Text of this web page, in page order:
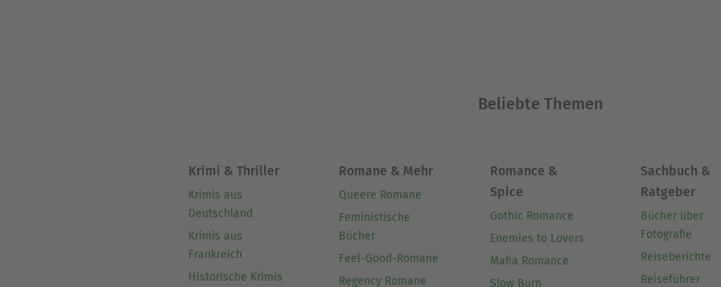
Beliebte Themen
Krimi & Thriller
Krimis aus
Deutschland
Krimis aus
Frankreich
Historische Krimis
Romane & Mehr
Queere Romane
Feministische
Bücher
Feel-Good-Romane
Regency Romane
Romance &
Spice
Gothic Romance
Enemies to Lovers
Mafia Romance
Slow Burn
Sachbuch &
Ratgeber
Bücher über
Fotografie
Reiseberichte
Reiseführer